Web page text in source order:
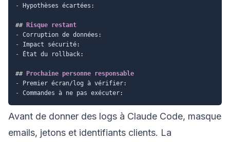
- Hypothèses écartées:
## Risque restant
-
-
- État du rollback:
## Prochaine personne responsable
-
-
Avant de donner des logs à Claude Code, masque
emails, jetons et identifiants clients. La